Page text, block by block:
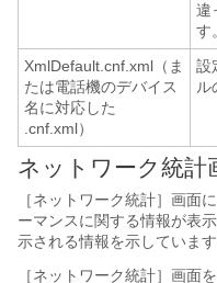
違
す。
XmlDefault.cnf.xml（ま
たは電話機のデバイス
名に対応した
.cnf.xml）
設
ル
ネットワーク統計
［ネットワーク統計］画面
ーマンスに関する情報が表示
示される情報を示しています
［ネットワーク統計］画面